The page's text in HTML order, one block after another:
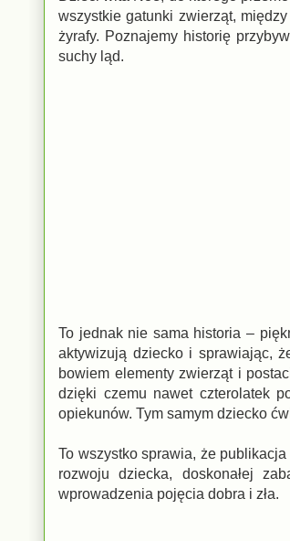
wszystkie gatunki zwierząt,
żyrafy. Poznajemy historię
suchy ląd.
To jednak nie sama historia –
aktywizują dziecko i sprawiając,
bowiem elementy zwierząt i
dzięki czemu nawet czterolatek
opiekunów. Tym samym dziecko
To wszystko sprawia, że
rozwoju dziecka, doskonałej
wprowadzenia pojęcia dobra i zła.